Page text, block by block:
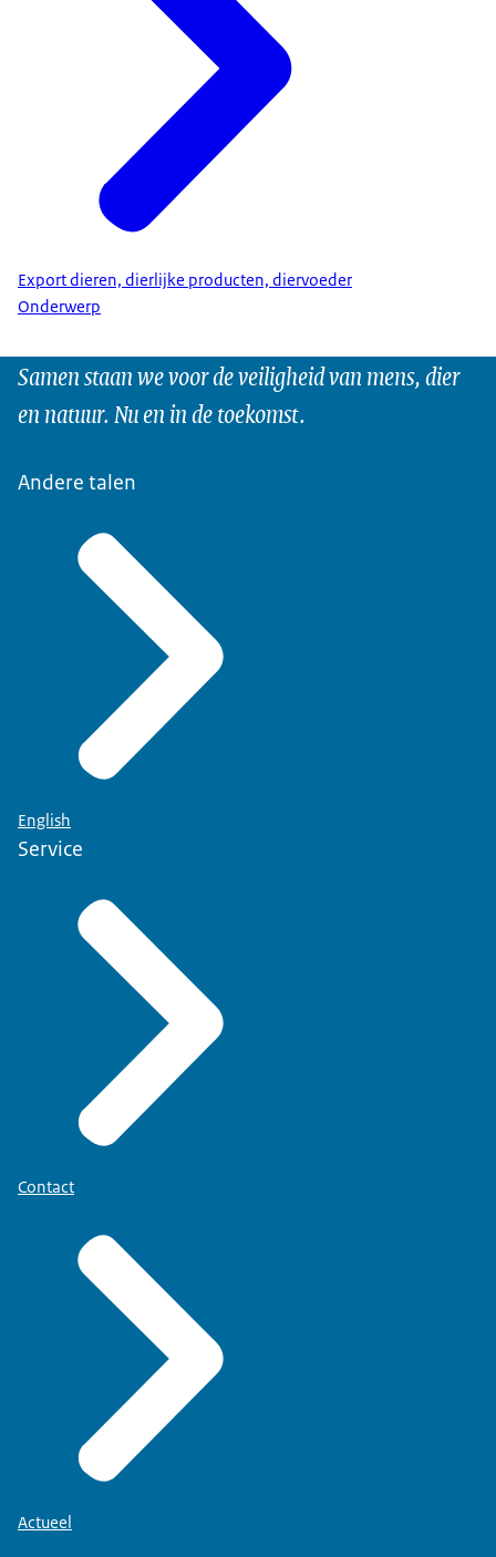
Export dieren, dierlijke producten, diervoeder
Onderwerp
Samen staan we voor de veiligheid van mens, dier
en natuur. Nu en in de toekomst.
Andere talen
English
Service
Contact
Actueel